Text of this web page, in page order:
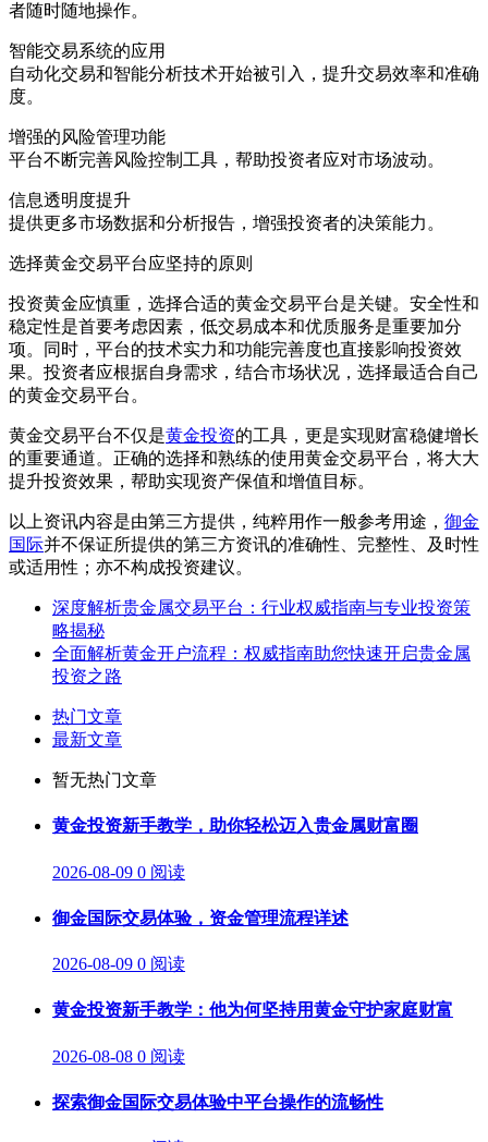
者随时随地操作。
智能交易系统的应用
自动化交易和智能分析技术开始被引入，提升交易效率和准确
度。
增强的风险管理功能
平台不断完善风险控制工具，帮助投资者应对市场波动。
信息透明度提升
提供更多市场数据和分析报告，增强投资者的决策能力。
选择黄金交易平台应坚持的原则
投资黄金应慎重，选择合适的黄金交易平台是关键。安全性和
稳定性是首要考虑因素，低交易成本和优质服务是重要加分
项。同时，平台的技术实力和功能完善度也直接影响投资效
果。投资者应根据自身需求，结合市场状况，选择最适合自己
的黄金交易平台。
黄金交易平台不仅是黄金投资的工具，更是实现财富稳健增长
的重要通道。正确的选择和熟练的使用黄金交易平台，将大大
提升投资效果，帮助实现资产保值和增值目标。
以上资讯内容是由第三方提供，纯粹用作一般参考用途， 御金
国际并不保证所提供的第三方资讯的准确性、完整性、及时性
或适用性；亦不构成投资建议。
深度解析贵金属交易平台：行业权威指南与专业投资策
略揭秘
全面解析黄金开户流程：权威指南助您快速开启贵金属
投资之路
热门文章
最新文章
暂无热门文章
黄金投资新手教学，助你轻松迈入贵金属财富圈
2026-08-09 0 阅读
御金国际交易体验，资金管理流程详述
2026-08-09 0 阅读
黄金投资新手教学：他为何坚持用黄金守护家庭财富
2026-08-08 0 阅读
探索御金国际交易体验中平台操作的流畅性